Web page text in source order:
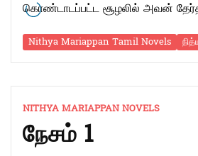
கொண்டாடப்பட்ட சூழலில் அவன்
தொடர்பான பேச்சுவார்த்தைகளுக்காக
தன்னவளோடு கொண்டாடிய
கிளம்பினான் …
Nithya Mariappan Tamil Novels
NITHYA MARIAPPAN NOVELS
நேசம் 1